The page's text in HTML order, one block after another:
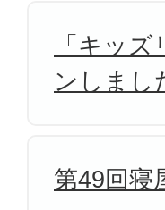
「キッ
ンしまし
第49回寝